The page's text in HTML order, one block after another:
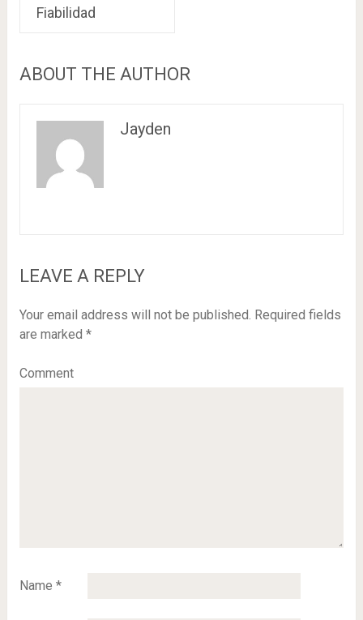
Fiabilidad
ABOUT THE AUTHOR
Jayden
LEAVE A REPLY
Your email address will not be published. Required fields
are marked *
Comment
Name *